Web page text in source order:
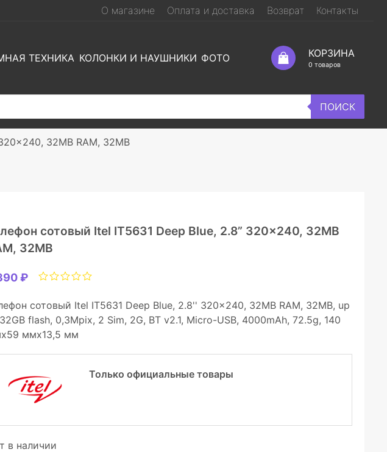
О магазине Оплата и доставка Возврат Контакты
ТЕХНИКА КОЛОНКИ И НАУШНИКИ ФОТО КОРЗИНА
0 товаров
ПОИСК
32MB RAM, 32MB
сотовый Itel IT5631 Deep Blue, 2.8” 320×240, 32MB
32MB
₽
сотовый Itel IT5631 Deep Blue, 2.8'' 320x240, 32MB RAM, 32MB, up
flash, 0,3Mpix, 2 Sim, 2G, BT v2.1, Micro-USB, 4000mAh, 72.5g, 140
ммx13,5 мм
Только официальные товары
в наличии